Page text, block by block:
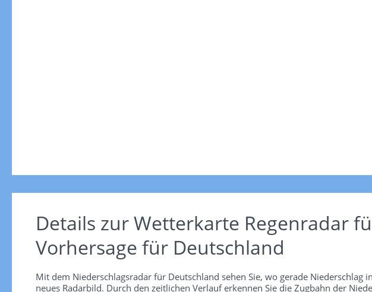
Details zur Wetterkarte Regenradar
Vorhersage für Deutschland
Mit dem Niederschlagsradar für Deutschland sehen Sie, wo gerade
neues Radarbild. Durch den zeitlichen Verlauf erkennen Sie die Zugbahn der